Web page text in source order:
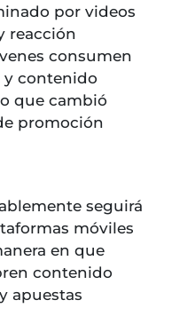
por videos
reacción
consumen
contenido
que cambió
promoción
seguirá
móviles
en que
contenido
apuestas